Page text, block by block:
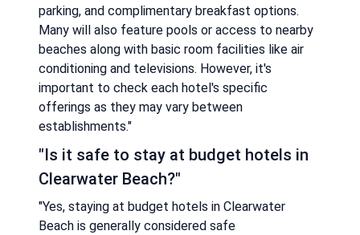
parking, and complimentary breakfast options.
Many will also feature pools or access to nearby
beaches along with basic room facilities like air
conditioning and televisions. However, it's
important to check each hotel's specific
offerings as they may vary between
establishments."
"Is it safe to stay at budget hotels in
Clearwater Beach?"
"Yes, staying at budget hotels in Clearwater
Beach is generally considered safe